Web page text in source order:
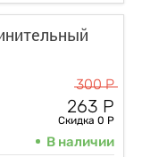
300 Р
263 Р
Скидка 0 Р
В наличии